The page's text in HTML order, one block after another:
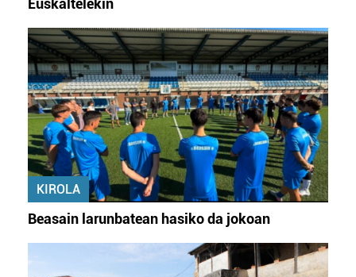
Euskaltelekin
KIROLA
Beasain larunbatean hasiko da jokoan